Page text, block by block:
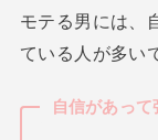
モテる男には、
ている人が多い
自信があっ